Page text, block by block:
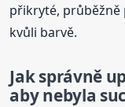
přikryté, průběžně
kvůli barvě.
Jak správně
aby nebyla